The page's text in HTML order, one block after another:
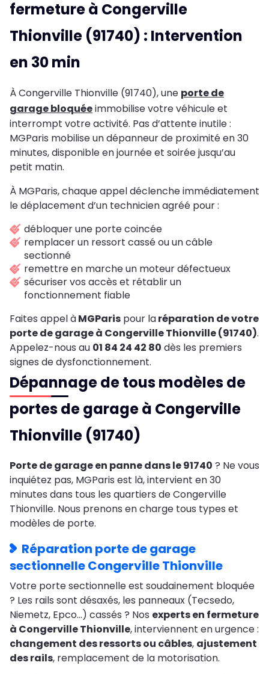
fermeture à Congerville
Thionville (91740) : Intervention
en 30 min
À Congerville Thionville (91740), une porte de
garage bloquéeimmobilise votre véhicule et
interrompt votre activité. Pas d’attente inutile :
MGParis mobilise un dépanneur de proximité en 30
minutes, disponible en journée et soirée jusqu’au
petit matin.
À MGParis, chaque appel déclenche immédiatement
le déplacement d’un technicien agréé pour :
débloquer une porte coincée
remplacer un ressort cassé ou un câble
sectionné
remettre en marche un moteur défectueux
sécuriser vos accès et rétablir un
fonctionnement fiable
Faites appel àMGParis pour laréparation de votre
porte de garage à Congerville Thionville (91740).
Appelez-nous au 01 84 24 42 80 dès les premiers
signes de dysfonctionnement.
Dépannage de tous modèles de
portes de garage à Congerville
Thionville (91740)
Porte de garage en panne dans le 91740 ? Ne vous
inquiétez pas, MGParis est là, intervient en 30
minutes dans tous les quartiers de Congerville
Thionville. Nous prenons en charge tous types et
modèles de porte.
Réparation porte de garage
sectionnelle Congerville Thionville
Votre porte sectionnelle est soudainement bloquée
? Les rails sont désaxés, les panneaux (Tecsedo,
Niemetz, Epco…) cassés ? Nos experts en fermeture
à Congerville Thionville, interviennent en urgence :
changement des ressorts ou câbles, ajustement
des rails, remplacement de la motorisation.